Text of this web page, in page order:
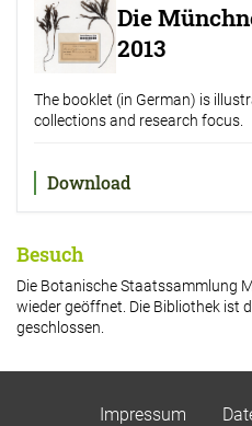
Die
2013
The booklet (in German) is
collections and research focus.
Download
Besuch
Die Botanische Staatssammlung
wieder geöffnet. Die Bibliothek ist
geschlossen.
Impressum